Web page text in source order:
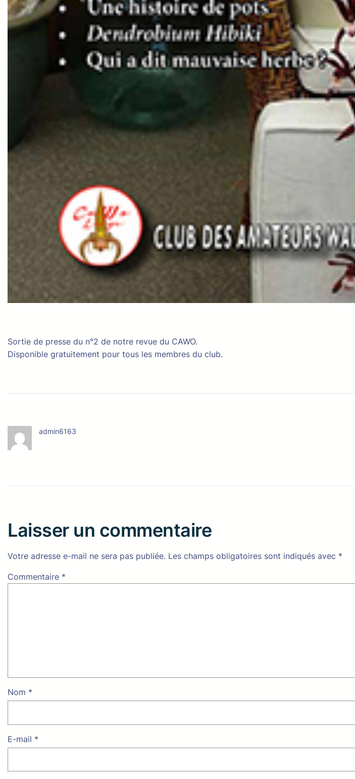
Sortie de presse du n°2 de notre revue du CAWO.
Disponible gratuitement pour tous les membres du club.
admin6163
Laisser un commentaire
Votre adresse e-mail ne sera pas publiée. Les champs obligatoires sont indiqués avec *
Commentaire *
Nom *
E-mail *